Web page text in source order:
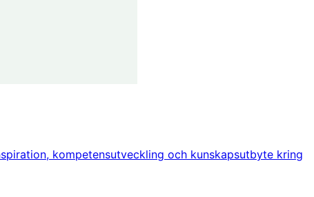
kompetensutveckling och kunskapsutbyte kring